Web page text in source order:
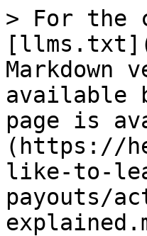
> For the
Markdown
available
page is
(https://
like-to-
payouts/